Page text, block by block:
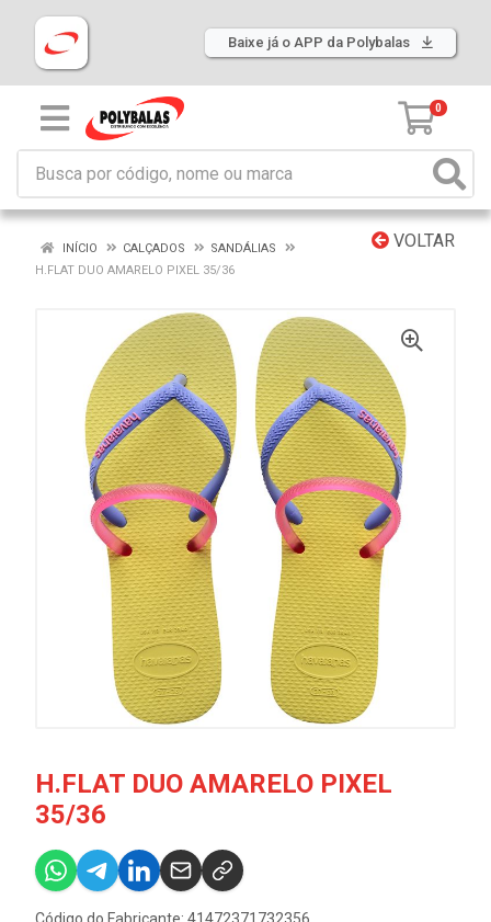
Baixe já o APP da Polybalas
0
VOLTAR
INÍCIO CALÇADOS
SANDÁLIAS
H.FLAT DUO AMARELO PIXEL 35/36
H.FLAT DUO AMARELO PIXEL
35/36